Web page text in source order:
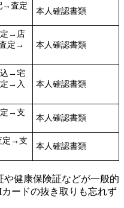
→査定
本人確認書類
定→店
定→
本人確認書類
込→宅
→入
本人確認書類
→支
本人確認書類
定→支
本人確認書類
健康保険証などが一般的
ードの抜き取りも忘れず